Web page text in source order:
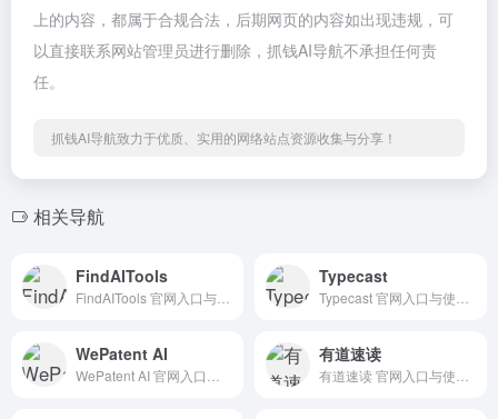
上的内容，都属于合规合法，后期网页的内容如出现违规，可
以直接联系网站管理员进行删除，抓钱AI导航不承担任何责
任。
抓钱AI导航致力于优质、实用的网络站点资源收集与分享！
相关导航
FindAITools Typecast
WePatent AI 有道速读